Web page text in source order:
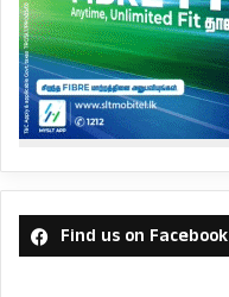
Find us on Facebook